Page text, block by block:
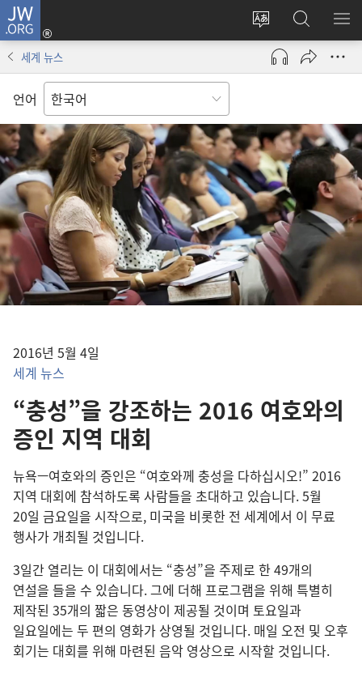
JW.ORG
사이트
언어
변경
로그인
(새로운
열기)
JW.ORG
검색
메
세계 뉴스
언어
2016년 5월 4일
세계 뉴스
“충성”을 강조하는 2016 여호와의
증인 지역 대회
뉴욕—여호와의 증인은 “여호와께 충성을 다하십시오!” 2016
지역 대회에 참석하도록 사람들을 초대하고 있습니다. 5월
20일 금요일을 시작으로, 미국을 비롯한 전 세계에서 이 무료
행사가 개최될 것입니다.
3일간 열리는 이 대회에서는 “충성”을 주제로 한 49개의
연설을 들을 수 있습니다. 그에 더해 프로그램을 위해 특별히
제작된 35개의 짧은 동영상이 제공될 것이며 토요일과
일요일에는 두 편의 영화가 상영될 것입니다. 매일 오전 및 오후
회기는 대회를 위해 마련된 음악 영상으로 시작할 것입니다.